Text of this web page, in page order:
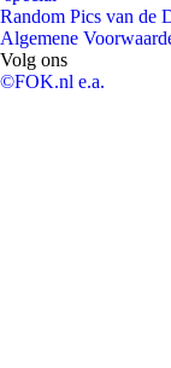
Random Pics van de
Algemene
Volg ons
©FOK.nl e.a.